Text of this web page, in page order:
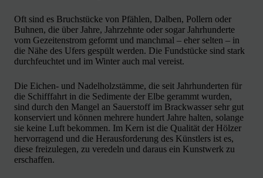
Oft sind es Bruchstücke von Pfählen, Dalben, Pollern oder
Buhnen, die über Jahre, Jahrzehnte oder sogar Jahrhunderte
vom Gezeitenstrom geformt und manchmal – eher selten – in
die Nähe des Ufers gespült werden. Die Fundstücke sind stark
durchfeuchtet und im Winter auch mal vereist.
Die Eichen- und Nadelholzstämme, die seit Jahrhunderten für
die Schifffahrt in die Sedimente der Elbe gerammt wurden,
sind durch den Mangel an Sauerstoff im Brackwasser sehr gut
konserviert und können mehrere hundert Jahre halten, solange
sie keine Luft bekommen. Im Kern ist die Qualität der Hölzer
hervorragend und die Herausforderung des Künstlers ist es,
diese freizulegen, zu veredeln und daraus ein Kunstwerk zu
erschaffen.